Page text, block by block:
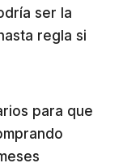
ser la
regla si
para que